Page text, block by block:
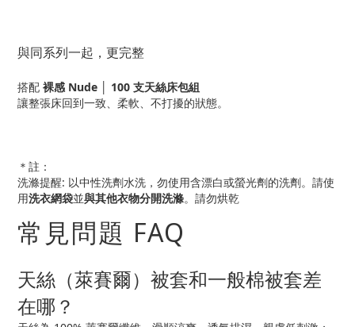
與同系列一起，更完整
搭配 裸感 Nude │ 100 支天絲床包組
讓整張床回到一致、柔軟、不打擾的狀態。
＊註：
洗滌提醒: 以中性洗劑水洗，勿使用含漂白或螢光劑的洗劑。請使
用洗衣網袋並與其他衣物分開洗滌。請勿烘乾
常見問題 FAQ
天絲（萊賽爾）被套和一般棉被套差
在哪？